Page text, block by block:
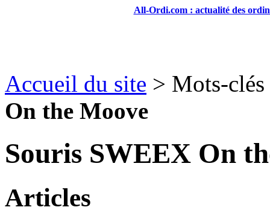
All-Ordi.com : actualité des
Accueil du site > Mots-
On the Moove
Souris SWEEX On
Articles